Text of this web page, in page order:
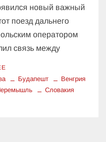
новый важный
поезд дальнего
оператором
связь между
Будапешт
Венгрия
Словакия